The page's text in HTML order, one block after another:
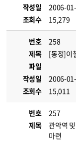
작성일
2006-
조회수
15,279
번호
258
제목
[동정]이
파일
작성일
2006-
조회수
15,011
번호
257
제목
관악역
마련